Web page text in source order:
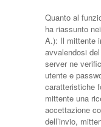
Quanto al
ha riassunto
A.): Il mittente
avvalendosi
server ne
utente e
caratteristiche
mittente una
accettazione
dell’invio,